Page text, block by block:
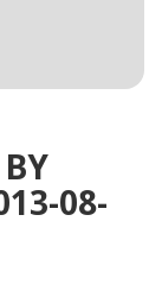
08-